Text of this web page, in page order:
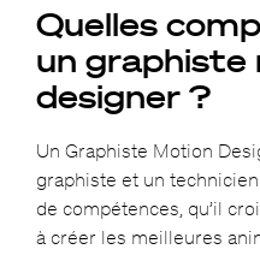
Quelles
un graphiste
designer ?
Un Graphiste Motion
graphiste et un
de compétences, qu’il
à créer les meilleures